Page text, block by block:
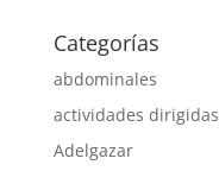
Categorías
abdominales
actividades dirigidas
Adelgazar